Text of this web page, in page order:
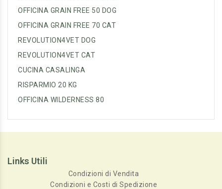
OFFICINA GRAIN FREE 50 DOG
OFFICINA GRAIN FREE 70 CAT
REVOLUTION4VET DOG
REVOLUTION4VET CAT
CUCINA CASALINGA
RISPARMIO 20 KG
OFFICINA WILDERNESS 80
Links Utili
Condizioni di Vendita
Condizioni e Costi di Spedizione